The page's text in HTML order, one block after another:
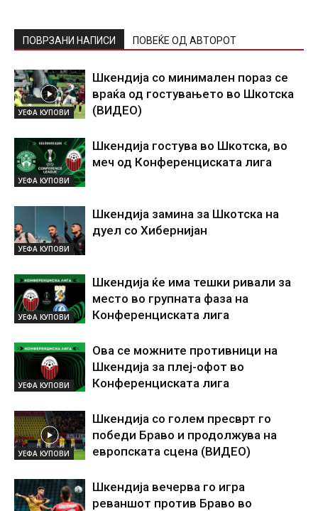
ПОВРЗАНИ НАПИСИ ПОВЕЌЕ ОД АВТОРОТ
УЕФА КУПОВИ
Шкендија со минимален пораз се
враќа од гостувањето во Шкотска
(ВИДЕО)
УЕФА КУПОВИ
Шкендија гостува во Шкотска, во
меч од Конференциската лига
УЕФА КУПОВИ
Шкендија замина за Шкотска на
дуел со Хибернијан
УЕФА КУПОВИ
Шкендија ќе има тешки ривали за
место во групната фаза на
Конференциската лига
УЕФА КУПОВИ
Ова се можните противници на
Шкендија за плеј-офот во
Конференциската лига
УЕФА КУПОВИ
Шкендија со голем пресврт го
победи Браво и продолжува на
европската сцена (ВИДЕО)
Шкендија вечерва го игра
реваншот против Браво во